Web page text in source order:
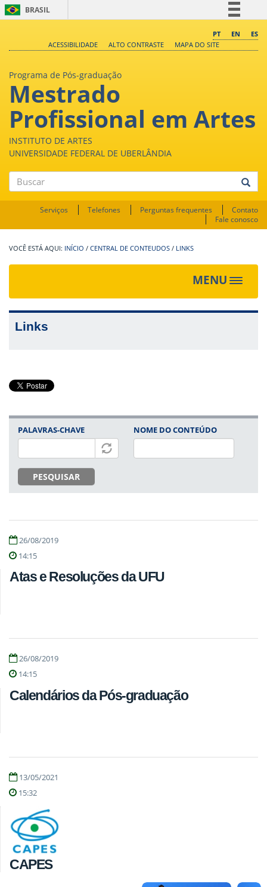
BRASIL
Comunica BR
Canais
PT EN
ES
ACESSIBILIDADE
ALTO CONTRASTE MAPA DO SITE
Programa de Pós-graduação
Mestrado
Profissional em Artes
INSTITUTO DE ARTES
UNIVERSIDADE FEDERAL DE UBERLÂNDIA
Buscar
Serviços Telefones Perguntas frequentes
Contato
Fale conosco
INÍCIO / CENTRAL DE CONTEUDOS / LINKS
MENU
Toggle
Links
PALAVRAS-CHAVE
PESQUISAR
NOME DO CONTEÚDO
26/08/2019
14:15
Atas e Resoluções da UFU
26/08/2019
14:15
Calendários da Pós-graduação
13/05/2021
15:32
CAPES